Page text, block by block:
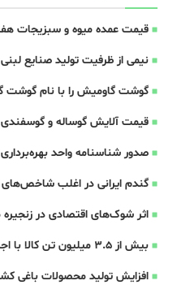
قیمت عمده میوه و سبزیجات
نیمی از ظرفیت تولید صنایع
گوشت گاومیش را با نام گوشت
قیمت آلایش گوساله و
صدور شناسنامه واحد
گندم ایرانی در اغلب
اثر شوک‌های اقتصادی در زنجیره مرغ تا 22 ماه
بیش از ۳.۵ میلیون تن کالا با اجرای «تقدم قبض انبار» وارد کشور شد